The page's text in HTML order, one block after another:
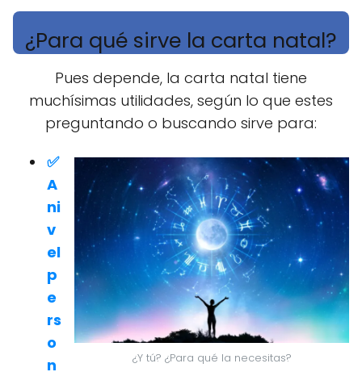
¿Para qué sirve la carta natal?
Pues depende, la carta natal tiene
muchísimas utilidades, según lo que estes
preguntando o buscando sirve para:
¿Y tú? ¿Para qué la necesitas?
✅
A
ni
v
el
p
e
rs
o
n